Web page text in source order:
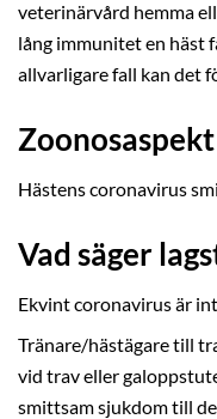
veterinärvård hemma
lång immunitet en häst
allvarligare fall kan det
Zoonosaspekt
Hästens coronavirus
Vad säger
Ekvint coronavirus är
Tränare/hästägare till
vid trav eller
smittsam sjukdom till